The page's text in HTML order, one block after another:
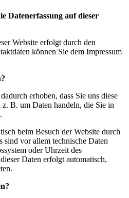
Datenerfassung auf dieser
Website erfolgt durch den
können Sie dem Impressum
erhoben, dass Sie uns diese
B. um Daten handeln, die Sie in
beim Besuch der Website durch
sind vor allem technische Daten
oder Uhrzeit des
Daten erfolgt automatisch,